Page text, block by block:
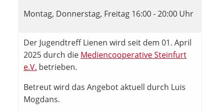
Montag, Donnerstag, Freitag 16:00 - 20:00 Uhr
Der Jugendtreff Lienen wird seit dem 01. April
2025 durch die Mediencooperative Steinfurt
e.V. betrieben.
Betreut wird das Angebot aktuell durch Luis
Mogdans.